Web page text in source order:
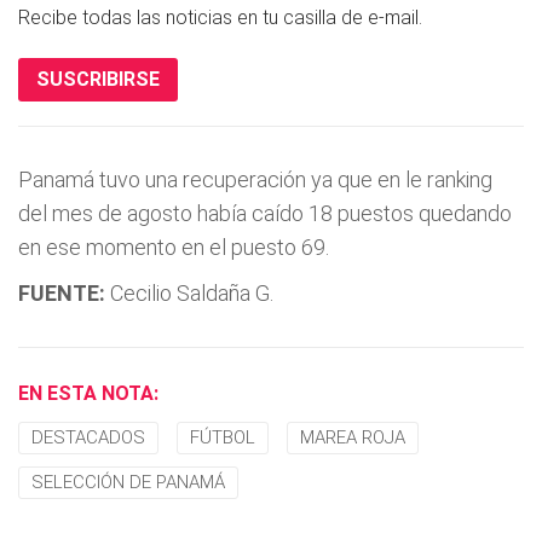
Recibe todas las noticias en tu casilla de e-mail.
SUSCRIBIRSE
Panamá tuvo una recuperación ya que en le ranking
del mes de agosto había caído 18 puestos quedando
en ese momento en el puesto 69.
FUENTE: Cecilio Saldaña G.
EN ESTA NOTA:
DESTACADOS FÚTBOL MAREA ROJA
SELECCIÓN DE PANAMÁ